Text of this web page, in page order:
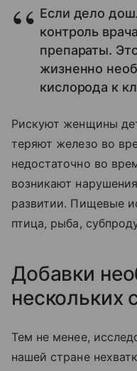
Если дело
контроль
препараты.
жизненно
кислорода к
Рискуют женщины
теряют железо во
недостаточно во
возникают
развитии. Пищевые
птица, рыба,
Добавки
нескольких
Тем не менее,
нашей стране